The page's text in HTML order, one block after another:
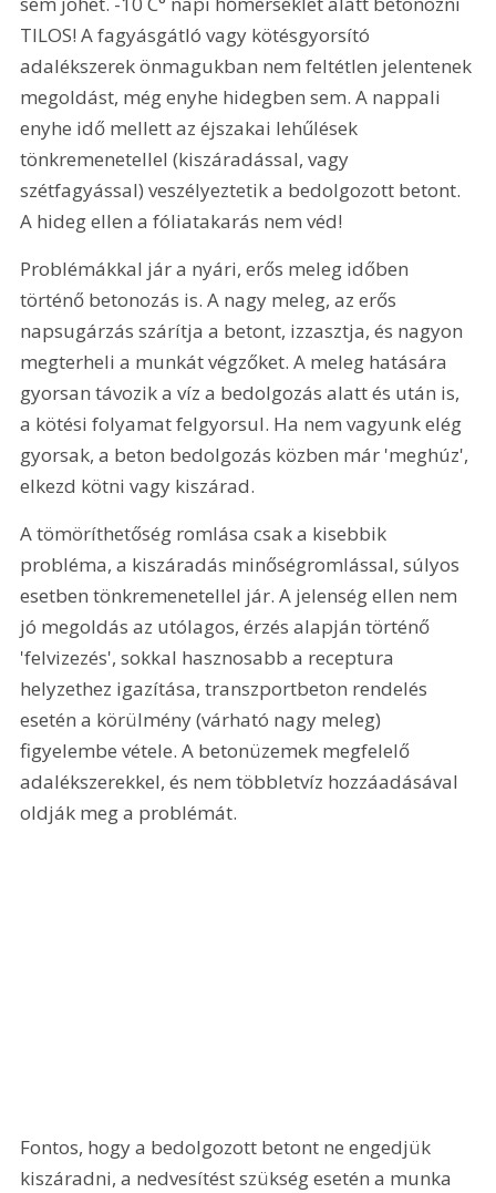
TILOS! A fagyásgátló vagy kötésgyorsító
adalékszerek önmagukban nem feltétlen jelentenek
megoldást, még enyhe hidegben sem. A nappali
enyhe idő mellett az éjszakai lehűlések
tönkremenetellel (kiszáradással, vagy
szétfagyással) veszélyeztetik a bedolgozott betont.
A hideg ellen a fóliatakarás nem véd!
Problémákkal jár a nyári, erős meleg időben
történő betonozás is. A nagy meleg, az erős
napsugárzás szárítja a betont, izzasztja, és nagyon
megterheli a munkát végzőket. A meleg hatására
gyorsan távozik a víz a bedolgozás alatt és után is,
a kötési folyamat felgyorsul. Ha nem vagyunk elég
gyorsak, a beton bedolgozás közben már 'meghúz',
elkezd kötni vagy kiszárad.
A tömöríthetőség romlása csak a kisebbik
probléma, a kiszáradás minőségromlással, súlyos
esetben tönkremenetellel jár. A jelenség ellen nem
jó megoldás az utólagos, érzés alapján történő
'felvizezés', sokkal hasznosabb a receptura
helyzethez igazítása, transzportbeton rendelés
esetén a körülmény (várható nagy meleg)
figyelembe vétele. A betonüzemek megfelelő
adalékszerekkel, és nem többletvíz hozzáadásával
oldják meg a problémát.
Fontos, hogy a bedolgozott betont ne engedjük
kiszáradni, a nedvesítést szükség esetén a munka